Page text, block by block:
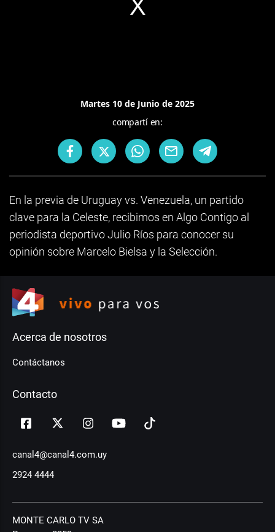
Martes 10 de Junio de 2025
compartí en:
En la previa de Uruguay vs. Venezuela, un partido
clave para la Celeste, recibimos en Algo Contigo al
periodista deportivo Julio Ríos para conocer su
opinión sobre Marcelo Bielsa y la Selección.
Acerca de nosotros
Contáctanos
Contacto
canal4@canal4.com.uy
2924 4444
MONTE CARLO TV SA